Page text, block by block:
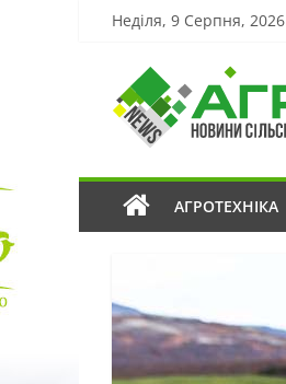
Неділя, 9 Серпня, 2026
АГРОТЕХНІКА